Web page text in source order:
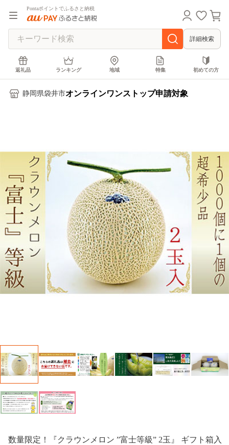
Pontaポイントでふるさと納税
詳細検索
返礼品 ランキング 地域 特集 初めての方
静岡県袋井市オンラインワンストップ申請対象
数量限定！『クラウンメロン ”富士等級” 2玉』 ギフト箱入